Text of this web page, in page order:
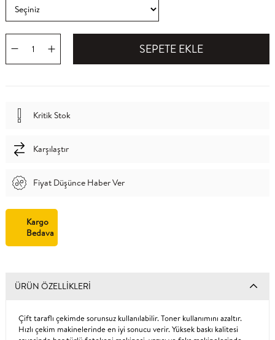
Kritik Stok
Karşılaştır
Fiyat Düşünce Haber Ver
Kargo
Bedava
ÜRÜN ÖZELLIKLERI
Çift taraflı çekimde sorunsuz kullanılabilir. Toner kullanımını azaltır.
Hızlı çekim makinelerinde en iyi sonucu verir. Yüksek baskı kalitesi